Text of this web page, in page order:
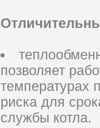
позволяет
температурах
риска для
службы котла.